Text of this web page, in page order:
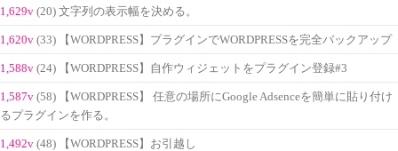
1,629v (20) 文字列の表示幅を決める。
1,620v (33) 【WORDPRESS】プラグインでWORDPRESSを完全バックアップ
1,588v (24) 【WORDPRESS】自作ウィジェットをプラグイン登録#3
1,587v (58) 【WORDPRESS】 任意の場所にGoogle Adsenceを簡単に貼り付け
るプラグインを作る。
1,492v (48) 【WORDPRESS】お引越し